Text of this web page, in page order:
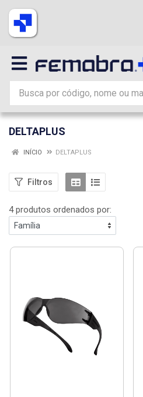
DELTAPLUS
INÍCIO DELTAPLUS
Filtros
4 produtos ordenados por: